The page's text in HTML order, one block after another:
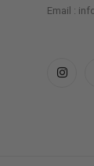
Email :